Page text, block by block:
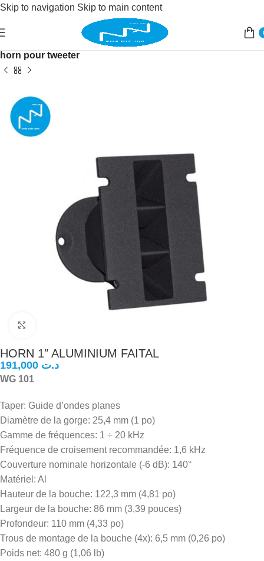
Skip to navigation Skip to main content
Sonorisation/ haut parleur accessoires
horn pour tweeter
HORN 1″ ALUMINIUM FAITAL
د.ت
WG 101
Taper: Guide d’ondes planes
Diamètre de la gorge: 25,4 mm (1 po)
Gamme de fréquences: 1 ÷ 20 kHz
Fréquence de croisement recommandée: 1,6 kHz
Couverture nominale horizontale (-6 dB): 140°
Matériel: Al
Hauteur de la bouche: 122,3 mm (4,81 po)
Largeur de la bouche: 86 mm (3,39 pouces)
Profondeur: 110 mm (4,33 po)
Trous de montage de la bouche (4x): 6,5 mm (0,26 po)
Poids net: 480 g (1,06 lb)